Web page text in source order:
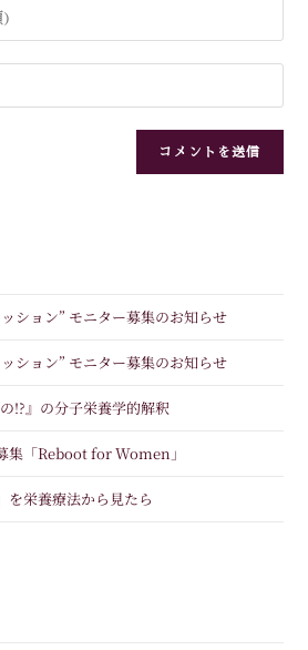
ション” モニター募集のお知らせ
ション” モニター募集のお知らせ
!?』の分子栄養学的解釈
集「Reboot for Women」
を栄養療法から見たら